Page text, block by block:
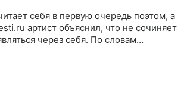
себя в первую очередь поэтом, а
артист объяснил, что не сочиняет
через себя. По словам